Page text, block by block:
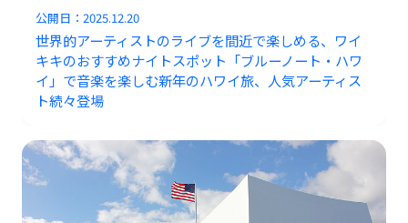
公開日：2025.12.20
世界的アーティストのライブを間近で楽しめる、ワイ
キキのおすすめナイトスポット「ブルーノート・ハワ
イ」で音楽を楽しむ新年のハワイ旅、人気アーティス
ト続々登場